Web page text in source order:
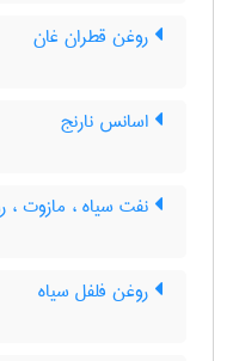
روغن قطران غان
اسانس نارنج
نفت سیاه ، مازوت ،
روغن فلفل سیاه